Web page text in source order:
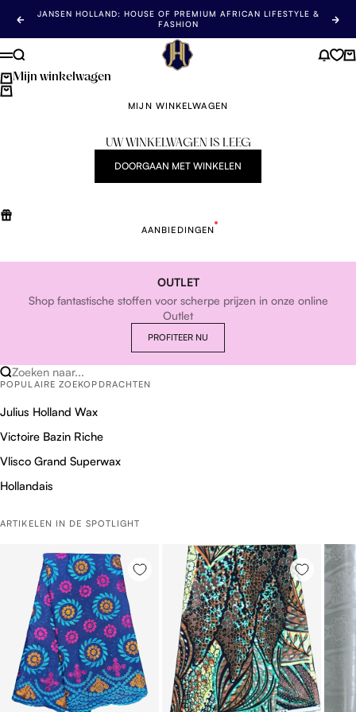
Vorige
JANSEN HOLLAND: HOUSE OF PREMIUM AFRICAN LIFESTYLE &
FASHION
Jansen Holland
Menu
Zoeken
Mijn winkelwagen
MIJN WINKELWAGEN
UW WINKELWAGEN IS LEEG
DOORGAAN MET WINKELEN
AANBIEDINGEN
OUTLET
Shop fantastische stoffen voor scherpe prijzen in onze online
Outlet
PROFITEER NU
Zoeken naar...
POPULAIRE ZOEKOPDRACHTEN
Julius Holland Wax
Victoire Bazin Riche
Vlisco Grand Superwax
Hollandais
ARTIKELEN IN DE SPOTLIGHT